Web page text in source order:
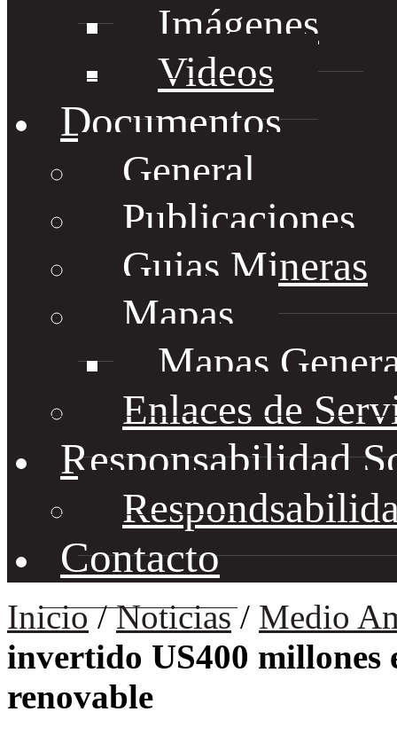
Imágenes
Videos
Documentos
General
Publicaciones
Guias Mineras
Mapas
Mapas
Enlaces de
Responsabilidad
Contacto
Inicio/Noticias/ Medio
invertido US400 millones
renovable